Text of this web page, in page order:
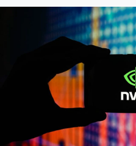
KKTC YEREL SEÇİM
Kültür Sanat
Magazin
Moda
Nöbetçi Eczaneler